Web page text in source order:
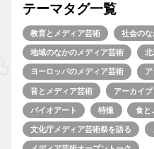
テーマタグ一覧
教育とメディア芸術 社会の
地域のなかのメディア芸術 北
ヨーロッパのメディア芸術
音とメディア芸術 アーカイブ
バイオアート 特撮 食と
文化庁メディア芸術祭を語る